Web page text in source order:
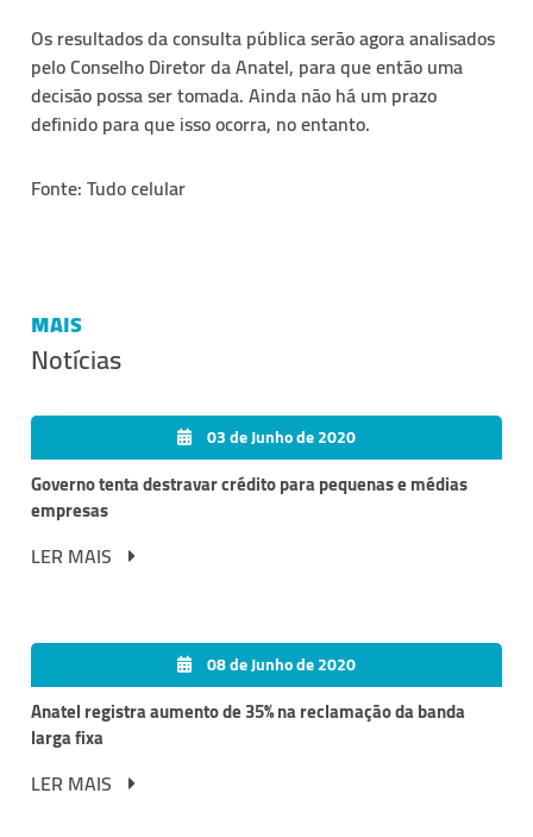
Os resultados da consulta pública serão agora analisados
pelo Conselho Diretor da Anatel, para que então uma
decisão possa ser tomada. Ainda não há um prazo
definido para que isso ocorra, no entanto.
Fonte: Tudo celular
MAIS
Notícias
03 de Junho de 2020
Governo tenta destravar crédito para pequenas e médias
empresas
LER MAIS
08 de Junho de 2020
Anatel registra aumento de 35% na reclamação da banda
larga fixa
LER MAIS